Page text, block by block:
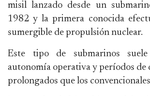
misil lanzado desde un
1982 y la primera conocida
sumergible de propulsión nuclear.
Este tipo de submarinos
autonomía operativa y períodos de
prolongados que los